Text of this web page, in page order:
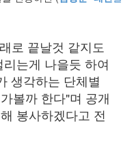
로 끝날것 같지도
는게 나을듯 하여
생각하는 단체별
볼까 한다"며 공개
봉사하겠다고 전